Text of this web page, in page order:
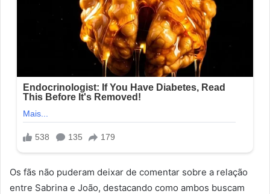
Os fãs não puderam deixar de comentar sobre a relação
entre Sabrina e João, destacando como ambos buscam